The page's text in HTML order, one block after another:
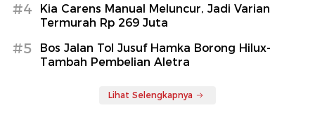
#4
Kia Carens Manual Meluncur, Jadi Varian
Termurah Rp 269 Juta
#5
Bos Jalan Tol Jusuf Hamka Borong Hilux-
Tambah Pembelian Aletra
Lihat Selengkapnya